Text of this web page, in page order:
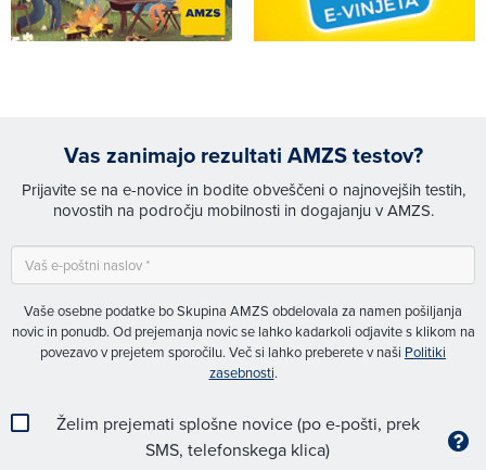
Vas zanimajo rezultati AMZS testov?
Prijavite se na e-novice in bodite obveščeni o najnovejših testih,
novostih na področju mobilnosti in dogajanju v AMZS.
Vaše osebne podatke bo Skupina AMZS obdelovala za namen pošiljanja
novic in ponudb. Od prejemanja novic se lahko kadarkoli odjavite s klikom na
povezavo v prejetem sporočilu. Več si lahko preberete v naši Politiki
zasebnosti.
Želim prejemati splošne novice (po e-pošti, prek
SMS, telefonskega klica)